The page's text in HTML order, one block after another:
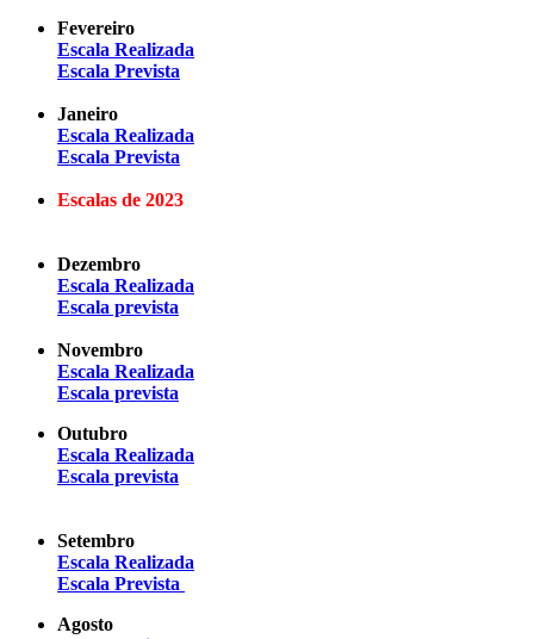
Fevereiro
Escala Realizada
Escala Prevista
Janeiro
Escala Realizada
Escala Prevista
Escalas de 2023
Dezembro
Escala Realizada
Escala prevista
Novembro
Escala Realizada
Escala prevista
Outubro
Escala Realizada
Escala prevista
Setembro
Escala Realizada
Escala Prevista
Agosto